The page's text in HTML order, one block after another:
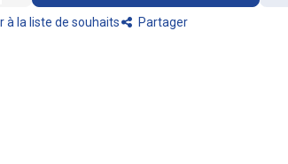
à la liste de souhaits Partager